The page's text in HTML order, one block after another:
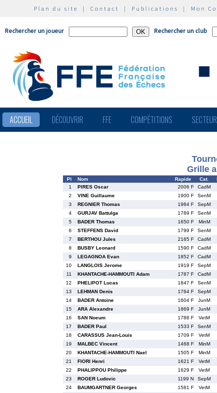
Plan du site | Contact | Publications | Mon
Rechercher un joueur Rechercher un club
ACCUEIL DÉCOUVRIR FFE COMPÉTITIONS
Grille
Pl Nom Rapide Cat.
1
PIRES Oscar 2006 F
CadM
2
VINE Guillaume 1900 F
SenM
3
REGNIER Thomas 1984 F
SepM
4
GURJAV Battulga 1789 F
SenM
5
BADER Thomas 1650 F
MinM
6
STEFFENS David 1799 F
SenM
7
BERTHOU Jules 2165 F
CadM
8
BUSBY Leonard 1590 F
CadM
9
LEGAGNOA Evan 1852 F
CadM
10
LANGLOIS Jerome 1919 F
SepM
11
KHANTACHE-HAMMOUTI Adam 1787 F
CadM
12
PHELIPOT Lucas 1847 F
SenM
13
LEHMAN Denis 1764 F
SepM
14
BADER Antoine 1604 F
JunM
15
ARA Alexandre 1869 F
JunM
16
SAN Noeum 1788 F
VetM
17
BADER Paul 1533 F
SenM
18
CARASSUS Jean-Louis 1709 F
VetM
19
MALBEC Vincent 1468 F
MinM
20
KHANTACHE-HAMMOUTI Nael 1505 F
MinM
21
FIORI Henri 1621 F
VetM
22
PHALIPPOU Philippe 1629 F
VetM
23
ROGER Ludovic 1199 N
SepM
24
BAUMGARTNER Georges 1581 F
VetM